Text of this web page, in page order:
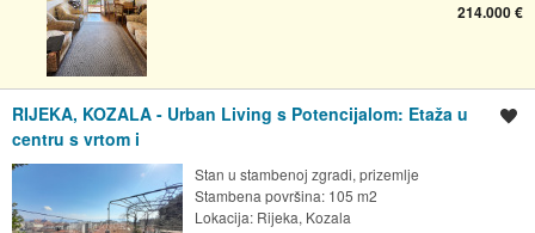
214.000 €
RIJEKA, KOZALA - Urban Living s Potencijalom: Etaža u
centru s vrtom i
Stan u stambenoj zgradi, prizemlje
Stambena površina: 105 m2
Lokacija: Rijeka, Kozala